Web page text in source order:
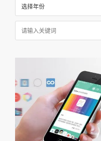
选择年份